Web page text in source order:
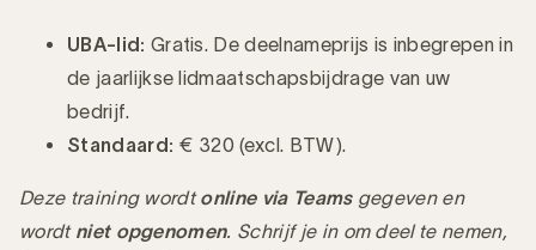
UBA-lid: Gratis. De deelnameprijs is inbegrepen in
de jaarlijkse lidmaatschapsbijdrage van uw
bedrijf.
Standaard: € 320 (excl. BTW).
Deze training wordtonline via Teamsgegeven en
wordt niet opgenomen. Schrijf je in om deel te nemen,